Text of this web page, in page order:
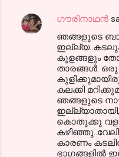
ഗൗരിനാഥന്‍
ഞങ്ങളുടെ
കുളങ്ങളും
താരങ്ങള്‍.
കലക്കി
ഞങ്ങളുടെ
ഇല്ല്യാതായി,
കൊതുക്കു
കാരണം
ഭാഗങ്ങളില്‍